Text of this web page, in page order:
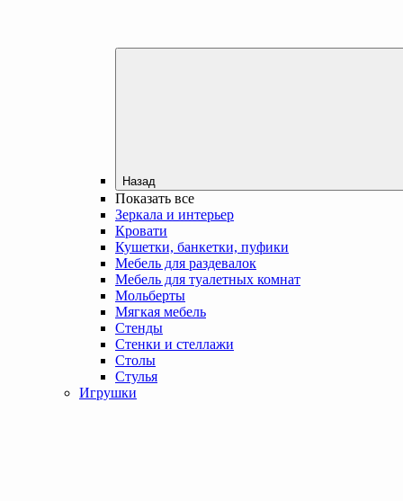
Назад
Показать все
Зеркала и интерьер
Кровати
Кушетки, банкетки, пуфики
Мебель для раздевалок
Мебель для туалетных комнат
Мольберты
Мягкая мебель
Стенды
Стенки и стеллажи
Столы
Стулья
Игрушки